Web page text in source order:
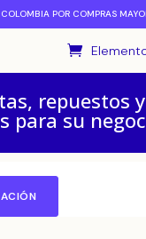
COLOMBIA POR COMPRAS
repuestos y
para su